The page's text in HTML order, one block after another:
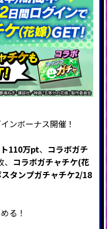
ンボーナス開催！
110万pt、 コラボガチ
コラボガチャチケ(花
タンプガチャチケ2/18
る！